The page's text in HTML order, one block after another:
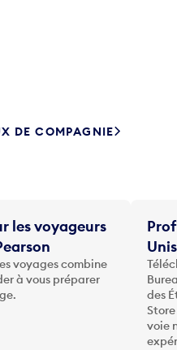
DE COMPAGNIE
les voyageurs
voyages combine
à vous préparer
des
voie